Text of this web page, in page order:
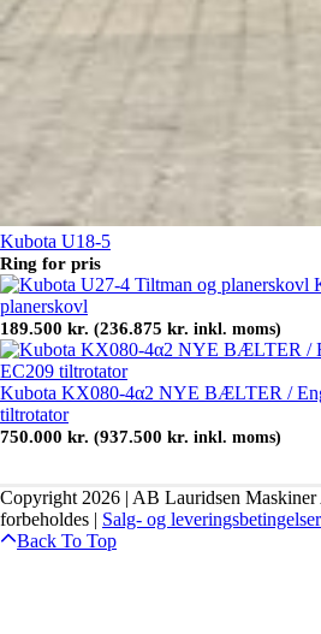
Kubota U18-5
Ring for pris
planerskovl
189.500 kr. (236.875 kr. inkl. moms)
Kubota KX080-4α2 NYE BÆLTER /
tiltrotator
750.000 kr. (937.500 kr. inkl. moms)
Copyright 2026 | AB Lauridsen
forbeholdes | Salg- og leveringsbetingelser
Back To Top